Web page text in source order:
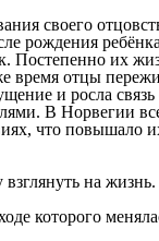
своего
Постепенно их
время отцы
и росла
В Норвегии
что повышало
на
которого